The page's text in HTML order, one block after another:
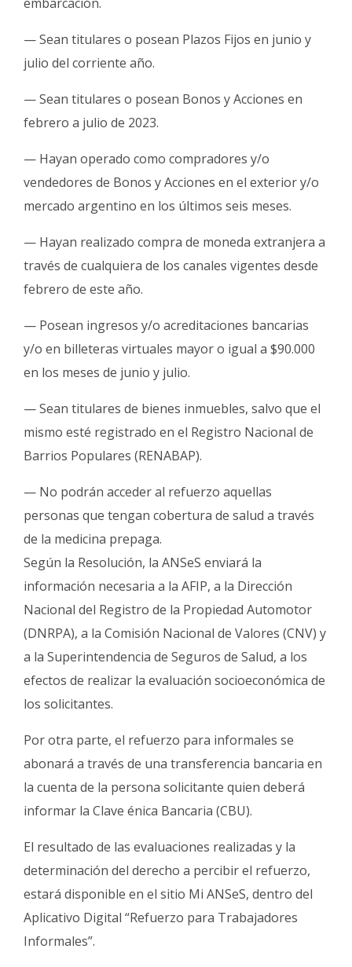
— Sean titulares o posean Plazos Fijos en junio y
julio del corriente año.
— Sean titulares o posean Bonos y Acciones en
febrero a julio de 2023.
— Hayan operado como compradores y/o
vendedores de Bonos y Acciones en el exterior y/o
mercado argentino en los últimos seis meses.
— Hayan realizado compra de moneda extranjera a
través de cualquiera de los canales vigentes desde
febrero de este año.
— Posean ingresos y/o acreditaciones bancarias
y/o en billeteras virtuales mayor o igual a $90.000
en los meses de junio y julio.
— Sean titulares de bienes inmuebles, salvo que el
mismo esté registrado en el Registro Nacional de
Barrios Populares (RENABAP).
— No podrán acceder al refuerzo aquellas
personas que tengan cobertura de salud a través
de la medicina prepaga.
Según la Resolución, la ANSeS enviará la
información necesaria a la AFIP, a la Dirección
Nacional del Registro de la Propiedad Automotor
(DNRPA), a la Comisión Nacional de Valores (CNV) y
a la Superintendencia de Seguros de Salud, a los
efectos de realizar la evaluación socioeconómica de
los solicitantes.
Por otra parte, el refuerzo para informales se
abonará a través de una transferencia bancaria en
la cuenta de la persona solicitante quien deberá
informar la Clave énica Bancaria (CBU).
El resultado de las evaluaciones realizadas y la
determinación del derecho a percibir el refuerzo,
estará disponible en el sitio Mi ANSeS, dentro del
Aplicativo Digital “Refuerzo para Trabajadores
Informales”.